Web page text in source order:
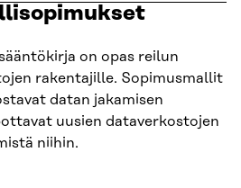
on opas reilun
rakentajille. Sopimusmallit
datan jakamisen
uusien dataverkostojen
niihin.